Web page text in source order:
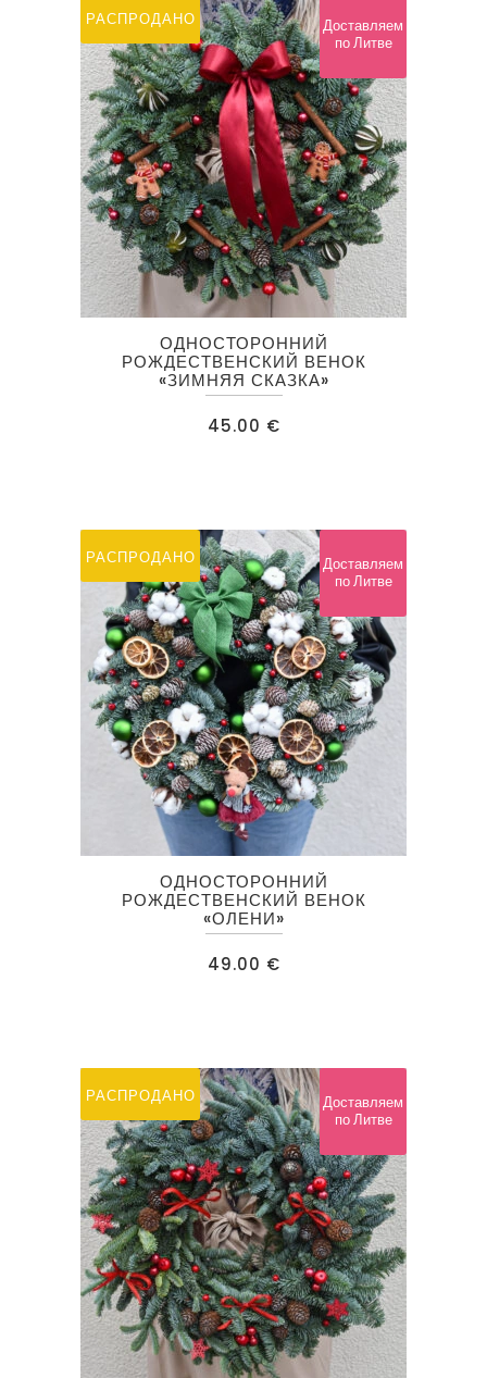
РАСПРОДАНО
ОДНОСТОРОННИЙ
РОЖДЕСТВЕНСКИЙ ВЕНОК
«ЗИМНЯЯ СКАЗКА»
45.00 €
Доставляем
по Литве
РАСПРОДАНО
ОДНОСТОРОННИЙ
РОЖДЕСТВЕНСКИЙ ВЕНОК
«ОЛЕНИ»
49.00 €
Доставляем
по Литве
РАСПРОДАНО
Доставляем
по Литве